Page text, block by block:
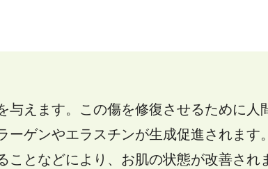
えます。この傷を修復させるために人
ゲンやエラスチンが生成促進されます
となどにより、お肌の状態が改善され